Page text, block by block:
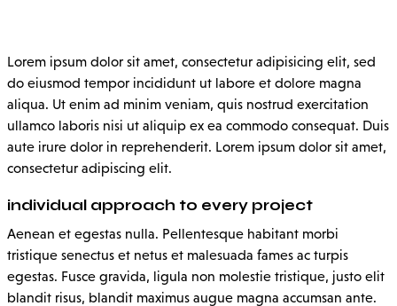
Lorem ipsum dolor sit amet, consectetur adipisicing elit, sed
do eiusmod tempor incididunt ut labore et dolore magna
aliqua. Ut enim ad minim veniam, quis nostrud exercitation
ullamco laboris nisi ut aliquip ex ea commodo consequat. Duis
aute irure dolor in reprehenderit. Lorem ipsum dolor sit amet,
consectetur adipiscing elit.
individual approach to every project
Aenean et egestas nulla. Pellentesque habitant morbi
tristique senectus et netus et malesuada fames ac turpis
egestas. Fusce gravida, ligula non molestie tristique, justo elit
blandit risus, blandit maximus augue magna accumsan ante.